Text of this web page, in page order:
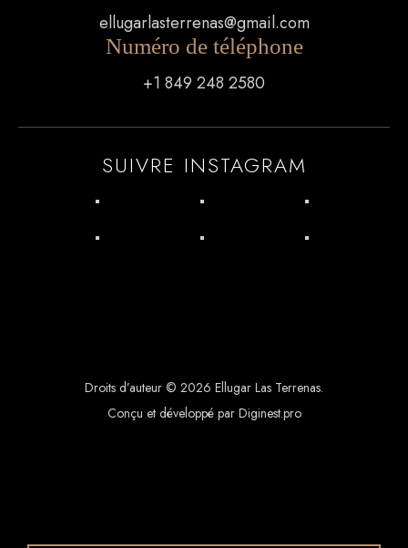
ellugarlasterrenas@gmail.com
Numéro de téléphone
+1 849 248 2580
SUIVRE INSTAGRAM
Droits d’auteur © 2026 Ellugar Las Terrenas.
Conçu et développé par Diginest.pro